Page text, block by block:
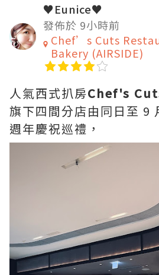
♥Eunice♥
發佈於 9小時前
Chef’s Cuts
Bakery (AIRSIDE)
人氣西式扒房Chef's
旗下四間分店由同日至 9
週年慶祝巡禮，